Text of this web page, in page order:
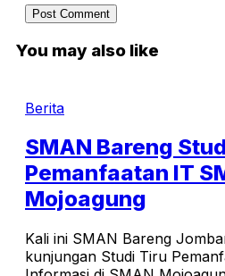
You may also like
Berita
SMAN Bareng
Pemanfaatan IT
Mojoagung
Kali ini SMAN Bareng
kunjungan Studi Tiru